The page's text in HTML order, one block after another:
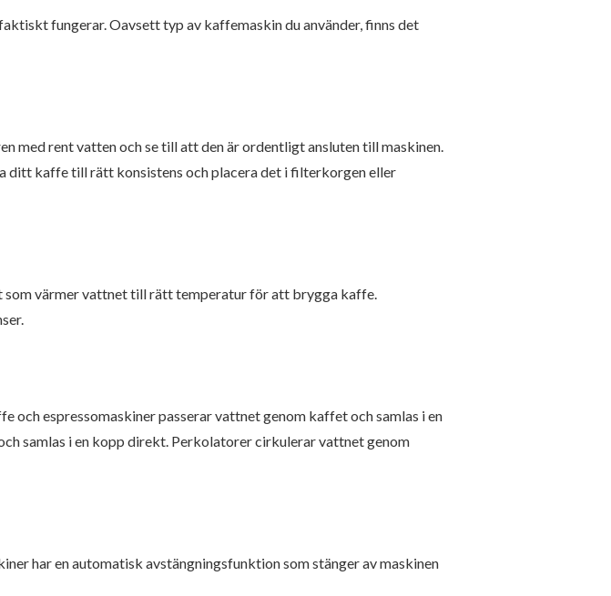
fungerar. Oavsett typ av kaffemaskin du använder, finns det
med rent vatten och se till att den är ordentligt ansluten till maskinen.
ditt kaffe till rätt konsistens och placera det i filterkorgen eller
som värmer vattnet till rätt temperatur för att brygga kaffe.
espressomaskiner passerar vattnet genom kaffet och samlas i en
samlas i en kopp direkt. Perkolatorer cirkulerar vattnet genom
har en automatisk avstängningsfunktion som stänger av maskinen